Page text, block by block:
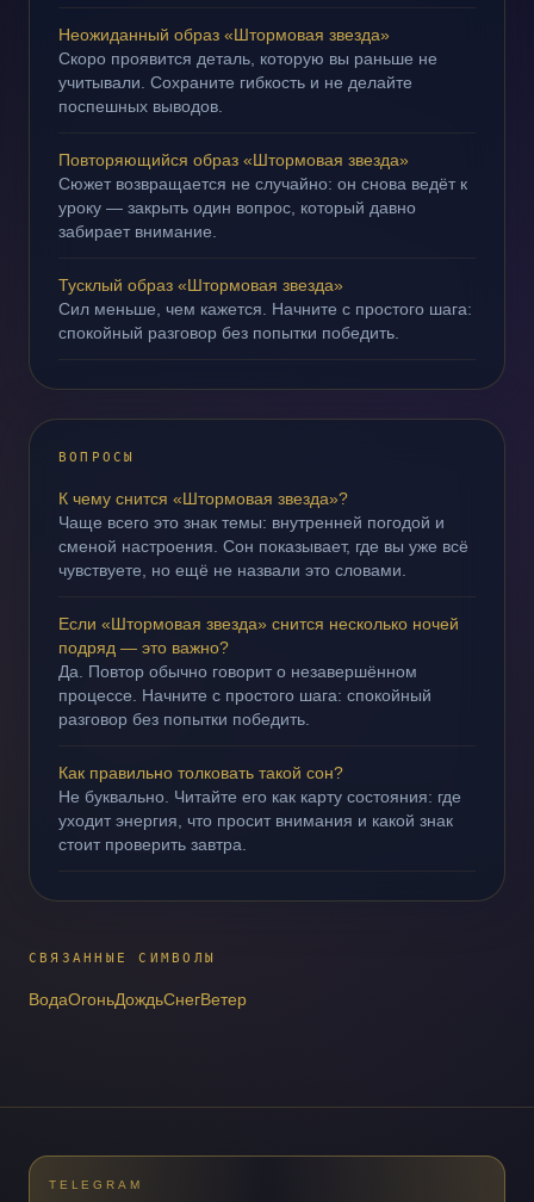
Неожиданный образ «Штормовая звезда»
Скоро проявится деталь, которую вы раньше не
учитывали. Сохраните гибкость и не делайте
поспешных выводов.
Повторяющийся образ «Штормовая звезда»
Сюжет возвращается не случайно: он снова ведёт к
уроку — закрыть один вопрос, который давно
забирает внимание.
Тусклый образ «Штормовая звезда»
Сил меньше, чем кажется. Начните с простого шага:
спокойный разговор без попытки победить.
ВОПРОСЫ
К чему снится «Штормовая звезда»?
Чаще всего это знак темы: внутренней погодой и
сменой настроения. Сон показывает, где вы уже всё
чувствуете, но ещё не назвали это словами.
Если «Штормовая звезда» снится несколько ночей
подряд — это важно?
Да. Повтор обычно говорит о незавершённом
процессе. Начните с простого шага: спокойный
разговор без попытки победить.
Как правильно толковать такой сон?
Не буквально. Читайте его как карту состояния: где
уходит энергия, что просит внимания и какой знак
стоит проверить завтра.
СВЯЗАННЫЕ СИМВОЛЫ
ВодаОгоньДождьСнегВетер
TELEGRAM